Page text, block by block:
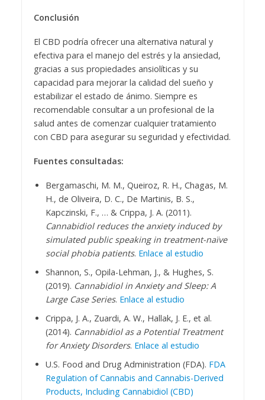
Conclusión
El CBD podría ofrecer una alternativa natural y
efectiva para el manejo del estrés y la ansiedad,
gracias a sus propiedades ansiolíticas y su
capacidad para mejorar la calidad del sueño y
estabilizar el estado de ánimo. Siempre es
recomendable consultar a un profesional de la
salud antes de comenzar cualquier tratamiento
con CBD para asegurar su seguridad y efectividad.
Fuentes consultadas:
Bergamaschi, M. M., Queiroz, R. H., Chagas, M.
H., de Oliveira, D. C., De Martinis, B. S.,
Kapczinski, F., … & Crippa, J. A. (2011).
Cannabidiol reduces the anxiety induced by
simulated public speaking in treatment-naïve
social phobia patients. Enlace al estudio
Shannon, S., Opila-Lehman, J., & Hughes, S.
(2019). Cannabidiol in Anxiety and Sleep: A
Large Case Series. Enlace al estudio
Crippa, J. A., Zuardi, A. W., Hallak, J. E., et al.
(2014). Cannabidiol as a Potential Treatment
for Anxiety Disorders. Enlace al estudio
U.S. Food and Drug Administration (FDA). FDA
Regulation of Cannabis and Cannabis-Derived
Products, Including Cannabidiol (CBD)